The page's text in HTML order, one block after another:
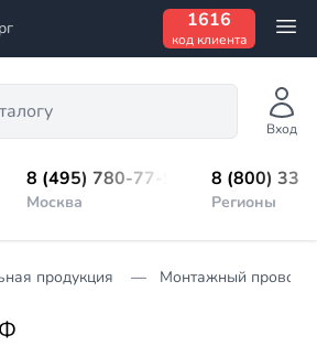
1616
код клиента
Вход
8 (495) 780-77-98
Москва
8 (800)
Регионы
продукция Монтажный провод